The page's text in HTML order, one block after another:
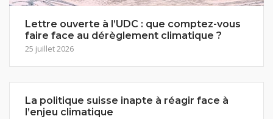
Lettre ouverte à l’UDC : que comptez-vous
faire face au dérèglement climatique ?
25 juillet 2026
La politique suisse inapte à réagir face à
l’enjeu climatique